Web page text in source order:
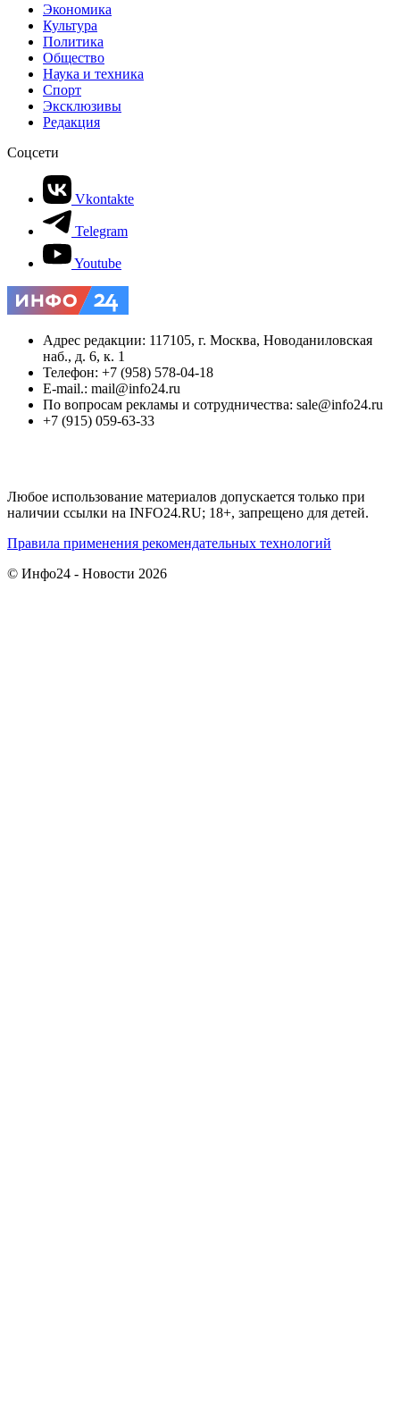
Экономика
Культура
Политика
Общество
Наука и техника
Спорт
Эксклюзивы
Редакция
Соцсети
Vkontakte
Telegram
Youtube
Адрес редакции: 117105, г. Москва, Новоданиловская
наб., д. 6, к. 1
Телефон: +7 (958) 578-04-18
E-mail.: mail@info24.ru
По вопросам рекламы и сотрудничества: sale@info24.ru
+7 (915) 059-63-33
Любое использование материалов допускается только при
наличии ссылки на INFO24.RU; 18+, запрещено для детей.
Правила применения рекомендательных технологий
© Инфо24 - Новости 2026